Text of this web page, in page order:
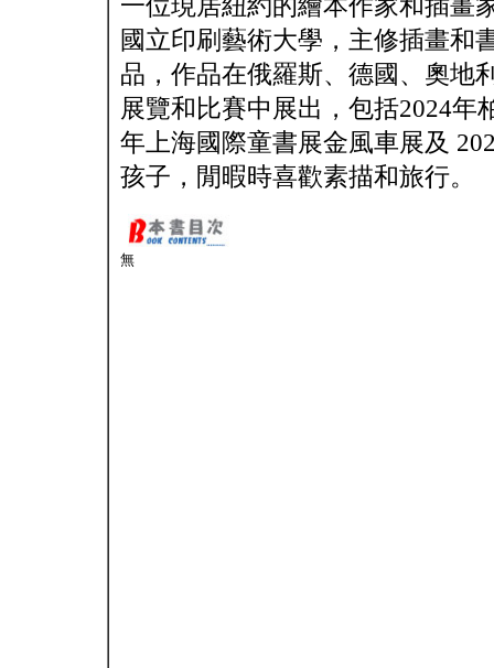
一位現居紐約的繪本作家和插畫
國立印刷藝術大學，主修插畫和
品，作品在俄羅斯、德國、奧地
展覽和比賽中展出，包括2024年
年上海國際童書展金風車展及
孩子，閒暇時喜歡素描和旅行。
無